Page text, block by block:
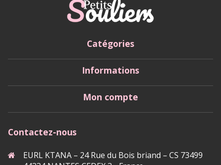
Catégories
Informations
Mon compte
Contactez-nous
EURL KTANA – 24 Rue du Bois briand – CS 73499